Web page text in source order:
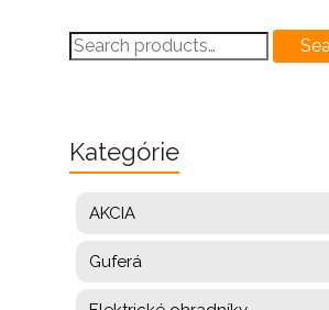
Search
for:
Kategórie
AKCIA
Guferá